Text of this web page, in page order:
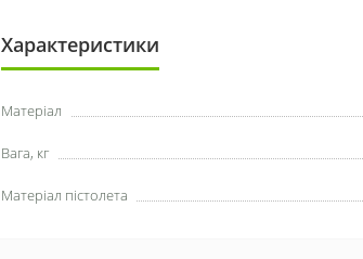
Характеристики
Матеріал
Вага, кг
Матеріал пістолета